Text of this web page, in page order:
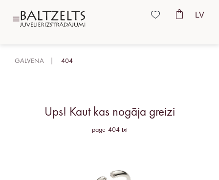
LV
GALVENA 404
Ups! Kaut kas nogāja greizi
page-404-txt